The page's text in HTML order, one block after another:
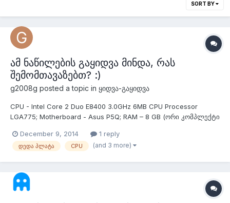
SORT BY
ამ ნაწილების გაყიდვა მინდა, რას
შემომთავაზებთ? :)
g2008g posted a topic in ყიდვა-გაყიდვა
CPU - Intel Core 2 Duo E8400 3.0GHz 6MB CPU Processor
LGA775; Motherboard - Asus P5Q; RAM – 8 GB (ორი კომპლექტი
Desktop Memory); DVD-RW; Case - Codegen M608-CA (თავისი
კვების ბლოკით, 350w);
December 9, 2014 1 reply
დედა პლატა CPU (and 3 more)